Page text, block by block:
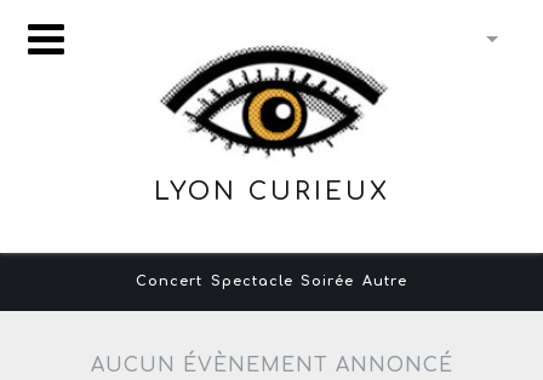
LYON CURIEUX
Concert Spectacle Soirée Autre
AUCUN ÉVÈNEMENT ANNONCÉ